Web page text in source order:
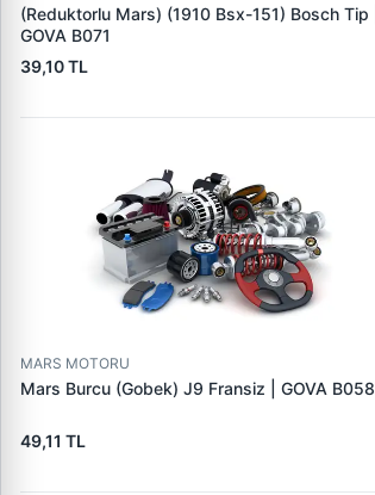
(Reduktorlu Mars) (1910 Bsx-151) Bosch Tip |
GOVA B071
39,10 TL
MARS MOTORU
Mars Burcu (Gobek) J9 Fransiz | GOVA B058
49,11 TL